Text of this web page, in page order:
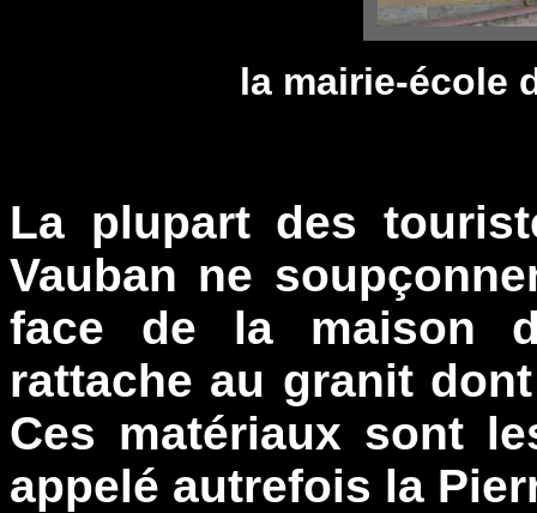
la mairie-école
La plupart des
Vauban ne
face de la maison
rattache au granit
Ces matériaux sont
appelé autrefois la